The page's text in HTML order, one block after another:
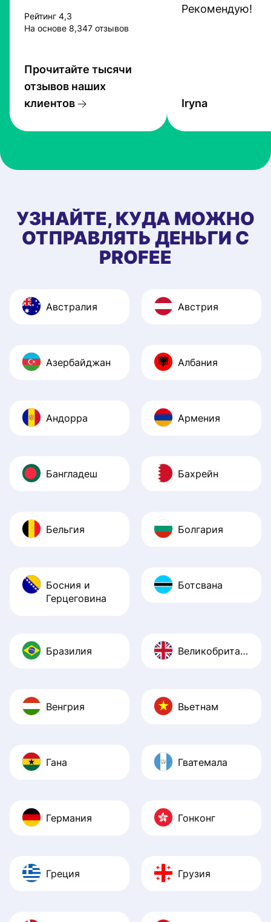
Рейтинг 4,3
На основе 8,347 отзывов
Прочитайте тысячи
отзывов наших
клиентов
Рекомендую!
Iryna
УЗНАЙТЕ, КУДА МОЖНО
ОТПРАВЛЯТЬ ДЕНЬГИ С
PROFEE
Австралия Австрия
Азербайджан Албания
Андорра Армения
Бангладеш Бахрейн
Бельгия Болгария
Босния и
Герцеговина
Ботсвана
Бразилия Великобритания
Венгрия Вьетнам
Гана Гватемала
Германия Гонконг
Греция Грузия